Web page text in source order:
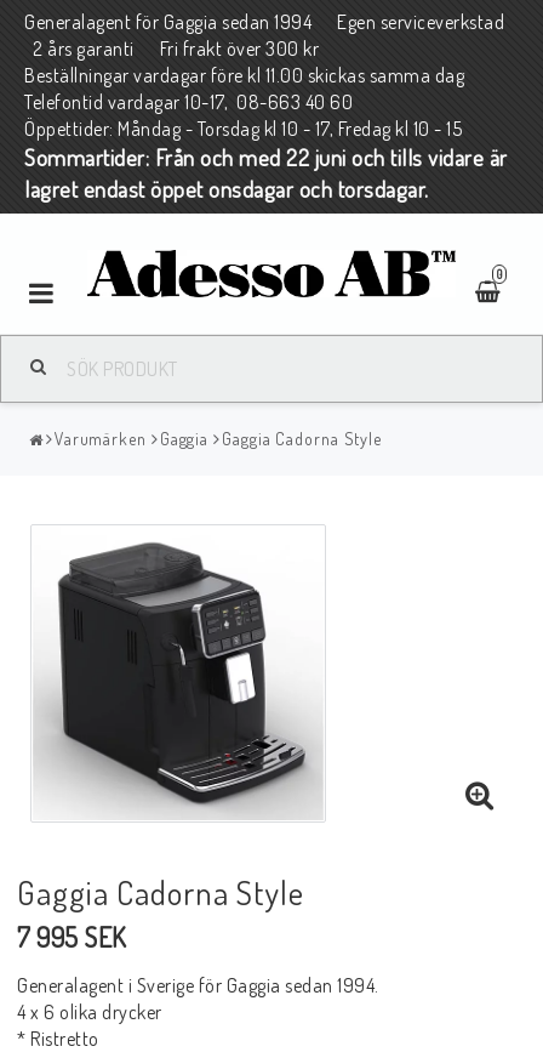
Generalagent för Gaggia sedan 1994 Egen serviceverkstad
2 års garanti Fri frakt över 300 kr
Beställningar vardagar före kl 11.00 skickas samma dag
Telefontid vardagar 10-17, 08-663 40 60
Öppettider: Måndag - Torsdag kl 10 - 17, Fredag kl 10 - 15
Sommartider: Från och med 22 juni och tills vidare är
lagret endast öppet onsdagar och torsdagar.
0
Toggle
navigation
Varumärken Gaggia Gaggia Cadorna Style
Gaggia Cadorna Style
7 995 SEK
Generalagent i Sverige för Gaggia sedan 1994.
4 x 6 olika drycker
* Ristretto